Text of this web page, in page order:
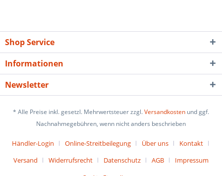
Shop Service
Informationen
Newsletter
* Alle Preise inkl. gesetzl. Mehrwertsteuer zzgl.Versandkosten und ggf.
Nachnahmegebühren, wenn nicht anders beschrieben
Händler-Login Online-Streitbeilegung Über uns
Kontakt
Versand
Widerrufsrecht Datenschutz AGB Impressum